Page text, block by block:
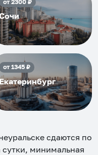
от2300₽
от1345₽
сдаются по
сутки, минимальная